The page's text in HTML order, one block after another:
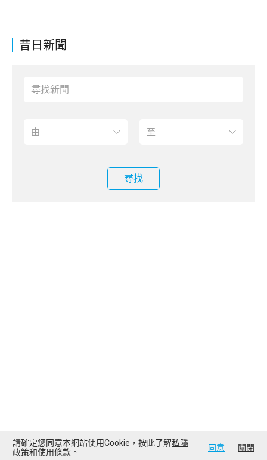
昔日新聞
尋找
請確定您同意本網站使用Cookie，按此了解私隱
政策和使用條款 。 同意 關閉